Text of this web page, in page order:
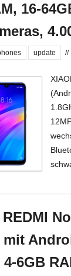
16-
update //
4-6GB